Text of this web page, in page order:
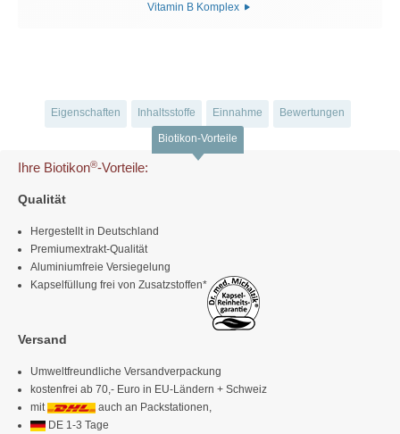
Vitamin B Komplex
Eigenschaften Inhaltsstoffe Einnahme Bewertungen
Biotikon-Vorteile
Ihre Biotikon®-Vorteile:
Qualität
Hergestellt in Deutschland
Premiumextrakt-Qualität
Aluminiumfreie Versiegelung
Kapselfüllung frei von Zusatzstoffen*
Versand
Umweltfreundliche Versandverpackung
kostenfrei ab 70,- Euro in EU-Ländern + Schweiz
mit
auch an Packstationen,
DE 1-3 Tage